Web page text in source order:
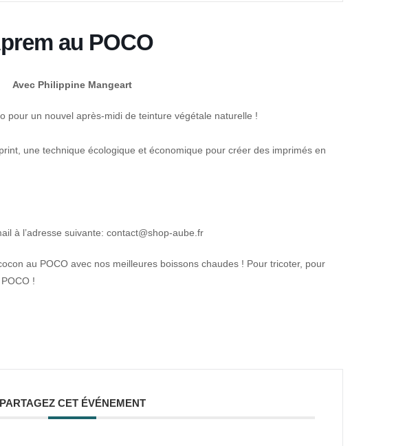
au POCO
Avec Philippine Mangeart
pour un nouvel après-midi de teinture végétale naturelle !
une technique écologique et économique pour créer des imprimés en
à l’adresse suivante: contact@shop-aube.fr
au POCO avec nos meilleures boissons chaudes ! Pour tricoter, pour
!
PARTAGEZ CET ÉVÉNEMENT